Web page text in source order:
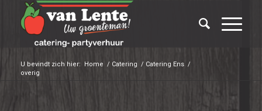
U bevindt zich hier: Home / Catering / Catering Ens /
overig